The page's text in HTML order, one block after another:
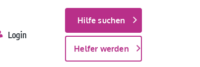
Login
Hilfe suchen
Helfer werden